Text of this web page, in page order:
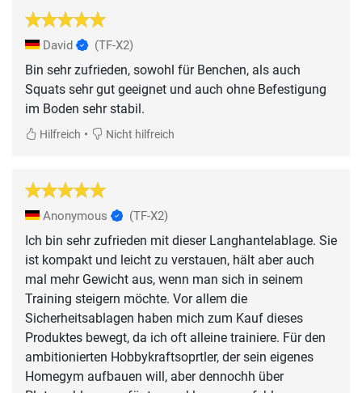
David (TF-X2)
Bin sehr zufrieden, sowohl für Benchen, als auch
Squats sehr gut geeignet und auch ohne Befestigung
im Boden sehr stabil.
Hilfreich • Nicht hilfreich
Anonymous (TF-X2)
Ich bin sehr zufrieden mit dieser Langhantelablage. Sie
ist kompakt und leicht zu verstauen, hält aber auch
mal mehr Gewicht aus, wenn man sich in seinem
Training steigern möchte. Vor allem die
Sicherheitsablagen haben mich zum Kauf dieses
Produktes bewegt, da ich oft alleine trainiere. Für den
ambitionierten Hobbykraftsoprtler, der sein eigenes
Homegym aufbauen will, aber dennochh über